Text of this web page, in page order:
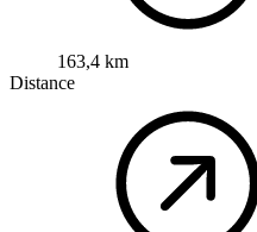
163,4 km
Distance